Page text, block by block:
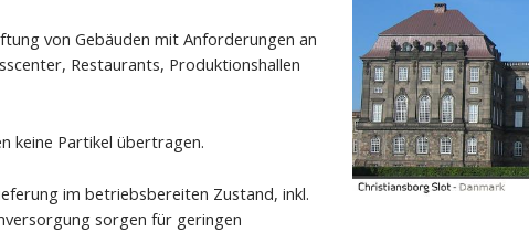
von Gebäuden mit Anforderungen an
Restaurants, Produktionshallen
keine Partikel übertragen.
im betriebsbereiten Zustand, inkl.
sorgen für geringen